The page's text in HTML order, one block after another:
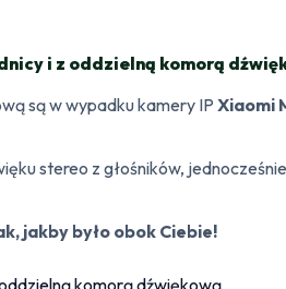
i z oddzielną komorą
są w wypadku kamery IP Xiaomi
stereo z głośników,
jakby było obok Ciebie!